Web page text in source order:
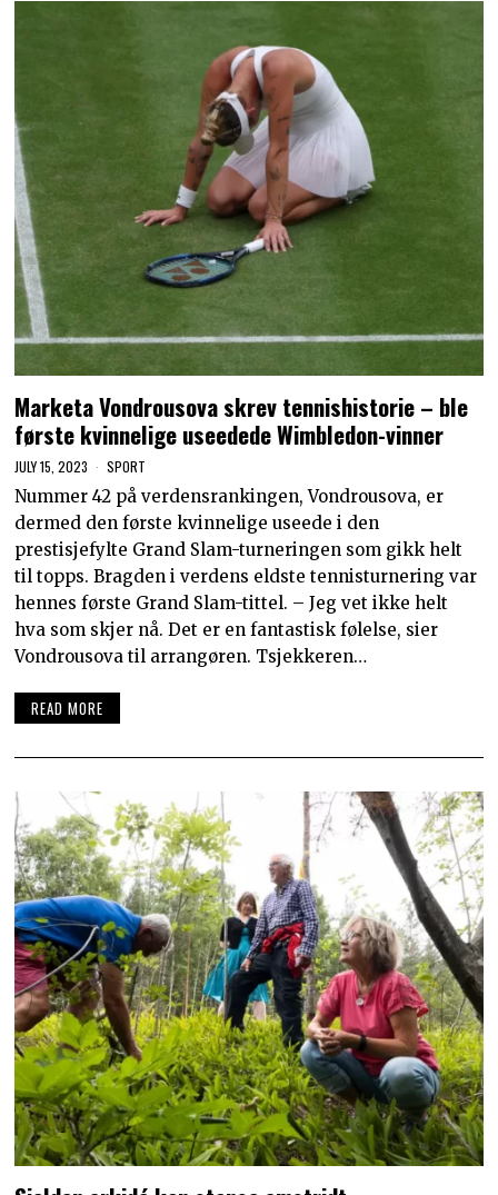
Marketa Vondrousova skrev tennishistorie – ble
første kvinnelige useedede Wimbledon-vinner
JULY 15, 2023 SPORT
Nummer 42 på verdensrankingen, Vondrousova, er
dermed den første kvinnelige useede i den
prestisjefylte Grand Slam-turneringen som gikk helt
til topps. Bragden i verdens eldste tennisturnering var
hennes første Grand Slam-tittel. – Jeg vet ikke helt
hva som skjer nå. Det er en fantastisk følelse, sier
Vondrousova til arrangøren. Tsjekkeren…
READ MORE